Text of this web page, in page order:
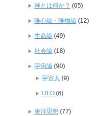
神とは何か？ (65)
唯心論・唯物論(12)
生命論(49)
社会論(18)
宇宙論(90)
宇宙人 (9)
UFO(6)
東洋思想 (77)